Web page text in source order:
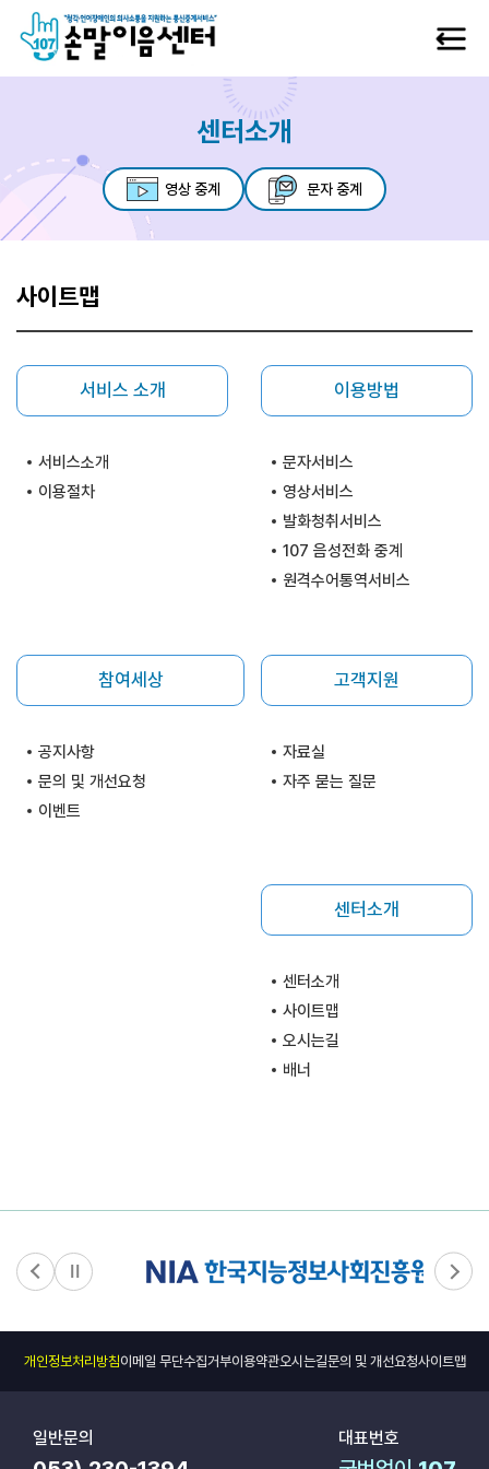
대메뉴 바로가기
본문 바로가기
하단 메뉴 및 주소 바로가기
메뉴 열기
메뉴 열기
센터소개
영상 중계 문자 중계
사이트맵
서비스 소개
서비스소개
이용절차
이용방법
문자서비스
영상서비스
발화청취서비스
107 음성전화 중계
원격수어통역서비스
참여세상
공지사항
문의 및 개선요청
이벤트
고객지원
자료실
자주 묻는 질문
센터소개
센터소개
사이트맵
오시는길
배너
개인정보처리방침이메일 무단수집거부이용약관오시는길문의 및 개선요청사이트맵
일반문의 대표번호